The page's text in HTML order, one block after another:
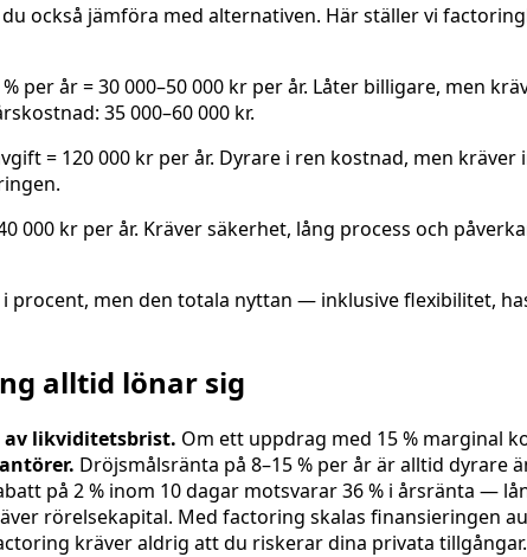
också jämföra med alternativen. Här ställer vi
per år = 30 000–50 000 kr per år. Låter billigare, men
35 000–60 000 kr.
= 120 000 kr per år. Dyrare i ren kostnad, men
000 kr per år. Kräver säkerhet, lång process och
procent, men den totala nyttan — inklusive flexibilitet,
alltid lönar sig
av likviditetsbrist. Om ett uppdrag med 15 % marginal
Dröjsmålsränta på 8–15 % per år är alltid dyrare
på 2 % inom 10 dagar motsvarar 36 % i årsränta —
rörelsekapital. Med factoring skalas finansieringen
kräver aldrig att du riskerar dina privata tillgångar.